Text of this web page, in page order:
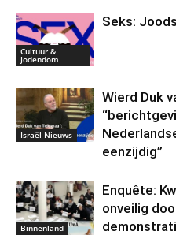
Cultuur &
Jodendom
Seks:
Israël Nieuws
Wierd Duk
eenzijdig”
Binnenland
Enquête:
onveilig